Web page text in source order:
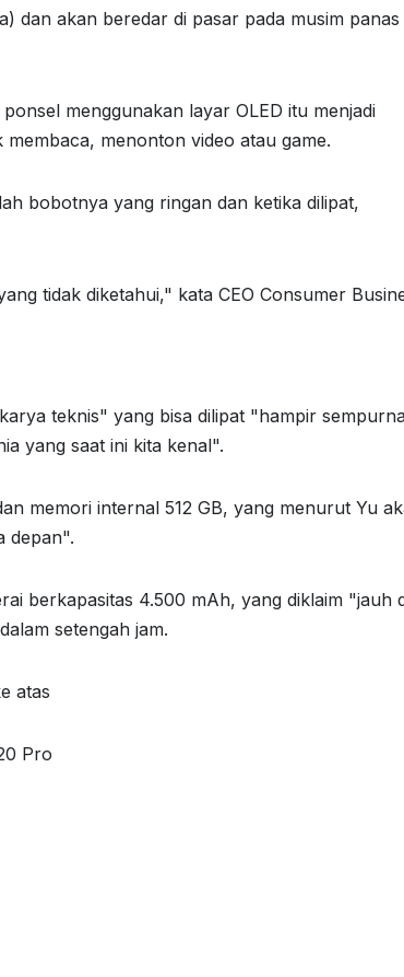
dan akan beredar di pasar pada musim panas
menggunakan layar OLED itu menjadi
menonton video atau game.
bobotnya yang ringan dan ketika dilipat,
tidak diketahui," kata CEO Consumer
teknis" yang bisa dilipat "hampir
yang saat ini kita kenal".
memori internal 512 GB, yang menurut Yu
depan".
berkapasitas 4.500 mAh, yang diklaim "jauh
setengah jam.
atas
Pro